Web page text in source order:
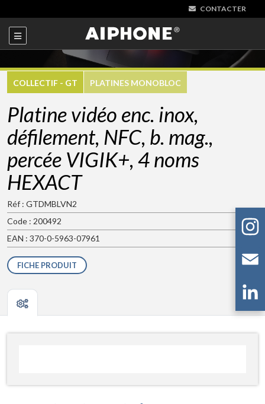
CONTACTER
COLLECTIF - GT PLATINES MONOBLOC
Platine vidéo enc. inox,
défilement, NFC, b. mag.,
percée VIGIK+, 4 noms
HEXACT
Réf : GTDMBLVN2
Code : 200492
EAN : 370-0-5963-07961
FICHE PRODUIT